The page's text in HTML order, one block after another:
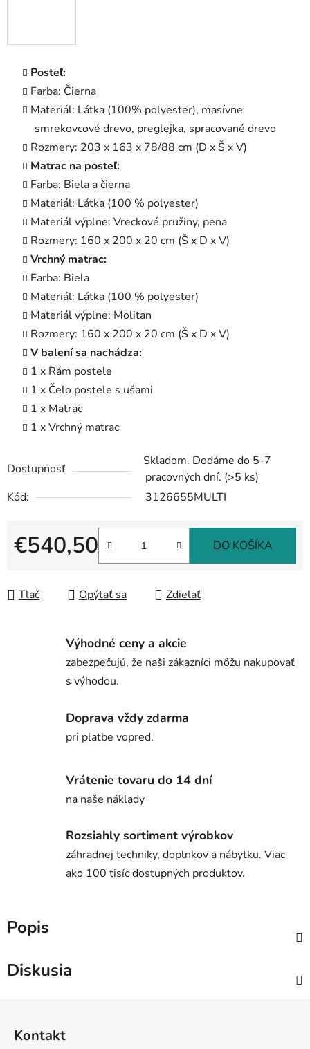
Posteľ:
Farba: Čierna
Materiál: Látka (100% polyester), masívne
smrekovcové drevo, preglejka, spracované drevo
Rozmery: 203 x 163 x 78/88 cm (D x Š x V)
Matrac na posteľ:
Farba: Biela a čierna
Materiál: Látka (100 % polyester)
Materiál výplne: Vreckové pružiny, pena
Rozmery: 160 x 200 x 20 cm (Š x D x V)
Vrchný matrac:
Farba: Biela
Materiál: Látka (100 % polyester)
Materiál výplne: Molitan
Rozmery: 160 x 200 x 20 cm (Š x D x V)
V balení sa nachádza:
1 x Rám postele
1 x Čelo postele s ušami
1 x Matrac
1 x Vrchný matrac
Dostupnosť
Skladom. Dodáme do 5-7
pracovných dní. (>5 ks)
Kód:
3126655MULTI
€540,50 DO KOŠÍKA
Tlač Opýtať sa Zdieľať
Výhodné ceny a akcie
zabezpečujú, že naši zákazníci môžu nakupovať
s výhodou.
Doprava vždy zdarma
pri platbe vopred.
Vrátenie tovaru do 14 dní
na naše náklady
Rozsiahly sortiment výrobkov
záhradnej techniky, doplnkov a nábytku. Viac
ako 100 tisíc dostupných produktov.
Popis
Diskusia
Kontakt